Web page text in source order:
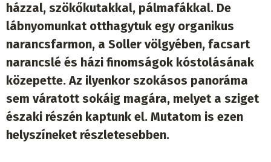
házzal, szökőkutakkal, pálmafákkal. De
lábnyomunkat otthagytuk egy organikus
narancsfarmon, a Soller völgyében, facsart
narancslé és házi finomságok kóstolásának
közepette. Az ilyenkor szokásos panoráma
sem váratott sokáig magára, melyet a sziget
északi részén kaptunk el. Mutatom is ezen
helyszíneket részletesebben.